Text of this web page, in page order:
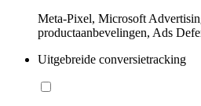
Meta-Pixel, Microsoft
productaanbevelingen, Ads
Uitgebreide conversietracking